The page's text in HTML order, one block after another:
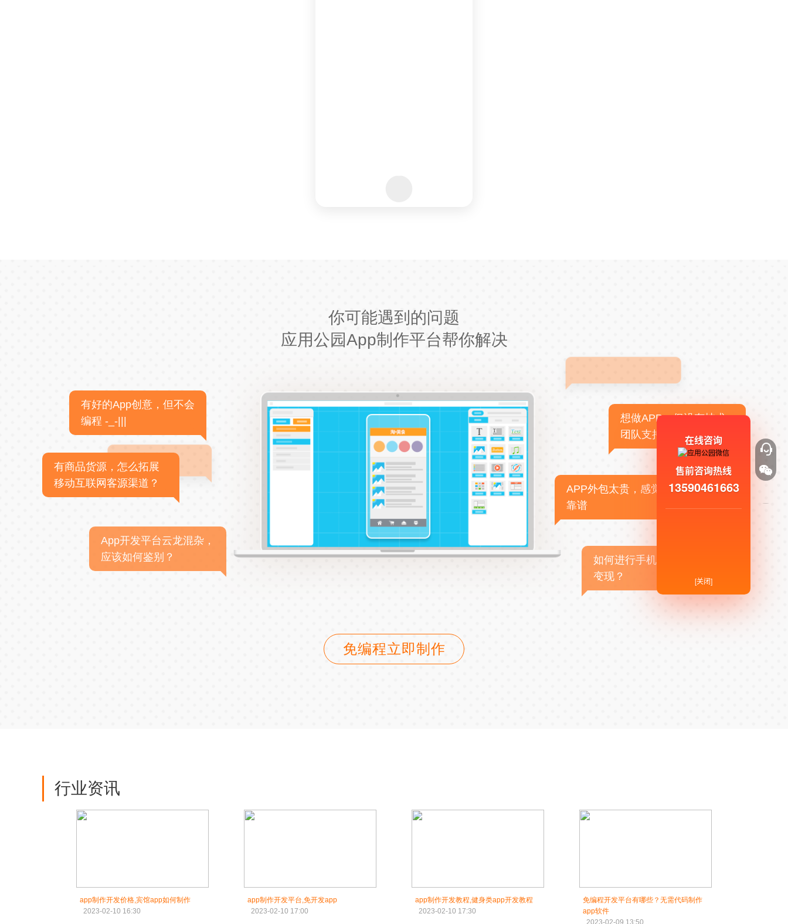
你可能遇到的问题
应用公园App制作平台帮你解决
有好的App创意，但不会
编程 -_-|||
有商品货源，怎么拓展
移动互联网客源渠道？
App开发平台云龙混杂，
应该如何鉴别？
想做APP，但没有技术
团队支持
APP外包太贵，感觉不
靠谱
如何进行手机APP商业
变现？
免编程立即制作
行业资讯
app制作开发价格,宾馆app如何制作
2023-02-10 16:30
app制作开发平台,免开发app
2023-02-10 17:00
app制作开发教程,健身类app开发教程
2023-02-10 17:30
免编程开发平台有哪些？无需代码制作
app软件
2023-02-09 13:50
在线咨询
售前咨询热线
13590461663
[关闭]